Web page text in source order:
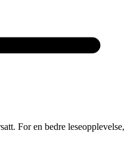
For en bedre leseopplevelse,